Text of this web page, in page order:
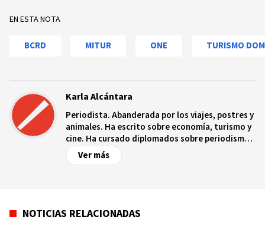
EN ESTA NOTA
BCRD MITUR ONE TURISMO
Karla Alcántara
Periodista. Abanderada por los viajes, postres y
animales. Ha escrito sobre economía, turismo y
cine. Ha cursado diplomados sobre periodismo
económico impartido por el Banco Central,
periodismo de investigación por el Instituto
Dominicano.
Ver más
NOTICIAS RELACIONADAS